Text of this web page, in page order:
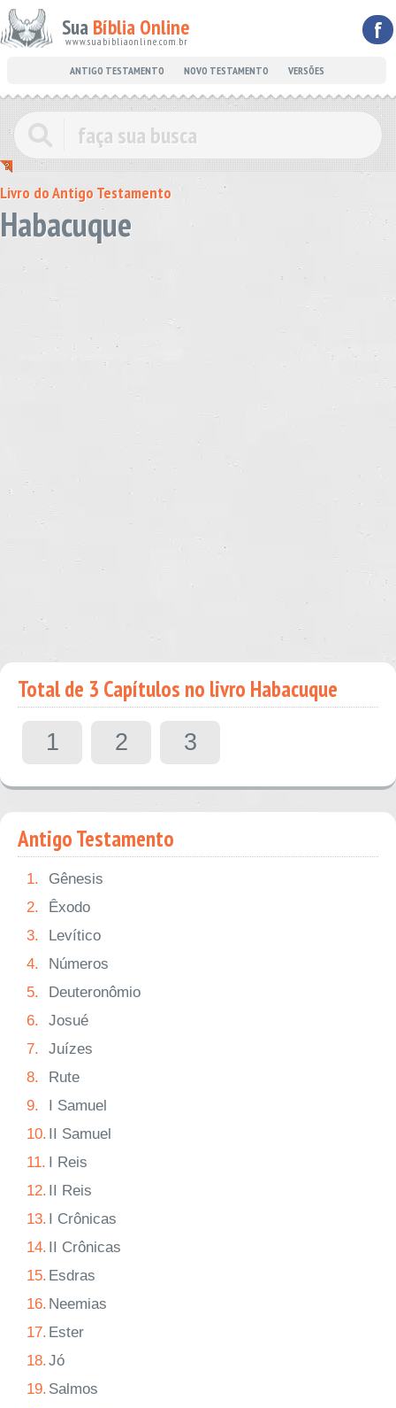
Sua Bíblia Online
www.suabibliaonline.com.br f
ANTIGO TESTAMENTO NOVO TESTAMENTO VERSÕES
Livro do Antigo Testamento
Habacuque
Total de 3 Capítulos no livro Habacuque
1 2 3
Antigo Testamento
1.
Gênesis
2.
Êxodo
3.
Levítico
4.
Números
5.
Deuteronômio
6.
Josué
7.
Juízes
8.
Rute
9.
I Samuel
10. II Samuel
11. I Reis
12. II Reis
13. I Crônicas
14. II Crônicas
15. Esdras
16. Neemias
17. Ester
18.Jó
19. Salmos